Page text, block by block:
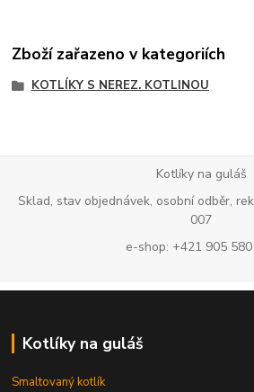
Zboží zařazeno v kategoriích
KOTLÍKY S NEREZ. KOTLINOU
Kotlíky na guláš
Sklad, stav objednávek, osobní odběr,
007
e-shop: +421 905
Kotlíky na guláš
Smaltovaný kotlík